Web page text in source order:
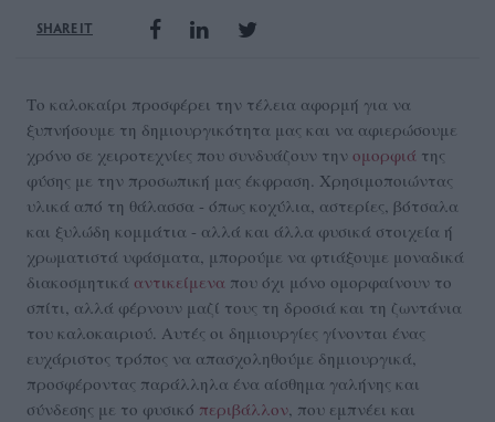
SHARE IT
Το καλοκαίρι προσφέρει την τέλεια αφορμή για να
ξυπνήσουμε τη δημιουργικότητα μας και να αφιερώσουμε
χρόνο σε χειροτεχνίες που συνδυάζουν την ομορφιά της
φύσης με την προσωπική μας έκφραση. Χρησιμοποιώντας
υλικά από τη θάλασσα - όπως κοχύλια, αστερίες, βότσαλα
και ξυλώδη κομμάτια - αλλά και άλλα φυσικά στοιχεία ή
χρωματιστά υφάσματα, μπορούμε να φτιάξουμε μοναδικά
διακοσμητικά αντικείμενα που όχι μόνο ομορφαίνουν το
σπίτι, αλλά φέρνουν μαζί τους τη δροσιά και τη ζωντάνια
του καλοκαιριού. Αυτές οι δημιουργίες γίνονται ένας
ευχάριστος τρόπος να απασχοληθούμε δημιουργικά,
προσφέροντας παράλληλα ένα αίσθημα γαλήνης και
σύνδεσης με το φυσικό περιβάλλον, που εμπνέει και